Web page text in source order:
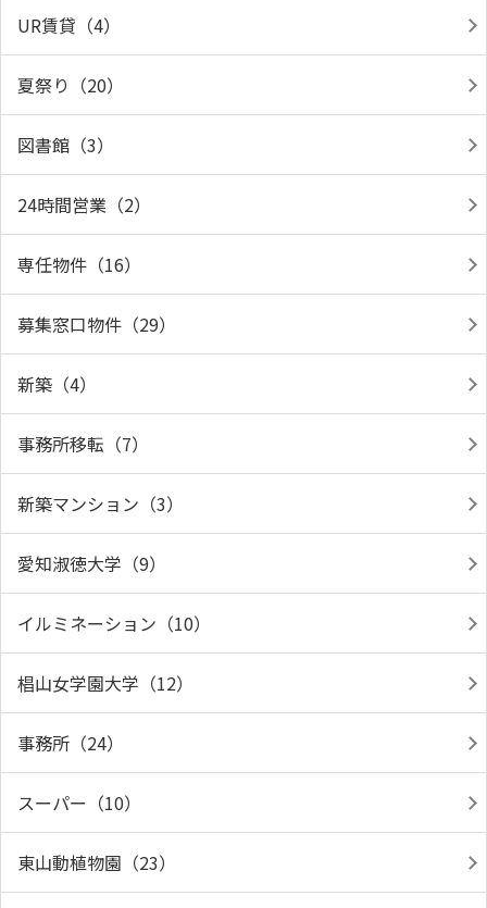
UR賃貸（4）
夏祭り（20）
図書館（3）
24時間営業（2）
専任物件（16）
募集窓口物件（29）
新築（4）
事務所移転（7）
新築マンション（3）
愛知淑徳大学（9）
イルミネーション（10）
椙山女学園大学（12）
事務所（24）
スーパー（10）
東山動植物園（23）